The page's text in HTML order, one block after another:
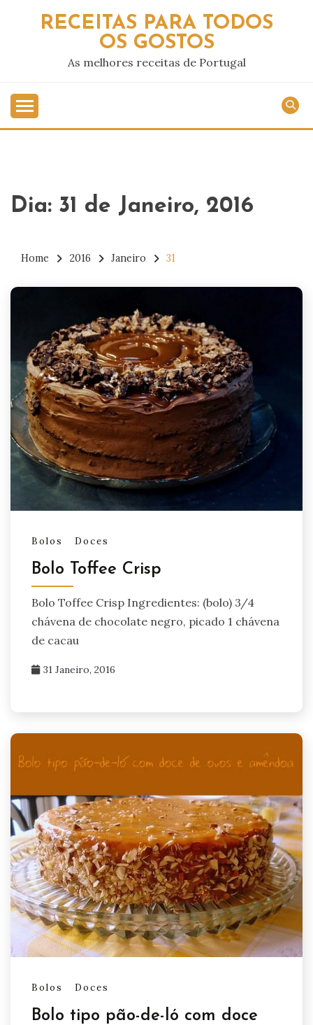
RECEITAS PARA TODOS
OS GOSTOS
As melhores receitas de Portugal
Dia: 31 de Janeiro, 2016
Home 2016 Janeiro 31
Bolos Doces
Bolo Toffee Crisp
Bolo Toffee Crisp Ingredientes: (bolo) 3/4
chávena de chocolate negro, picado 1 chávena
de cacau
31 Janeiro, 2016
Bolos Doces
Bolo tipo pão-de-ló com doce